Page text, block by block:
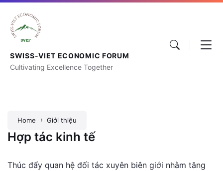
SWISS-VIET ECONOMIC FORUM
Cultivating Excellence Together
Home Giới thiệu
Hợp tác kinh tế
Thúc đẩy quan hệ đối tác xuyên biên giới nhằm tăng